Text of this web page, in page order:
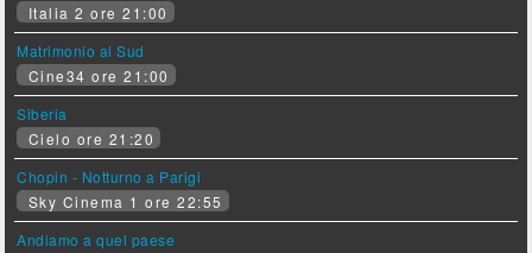
Italia 2 ore 21:00
Matrimonio al Sud
Cine34 ore 21:00
Siberia
Cielo ore 21:20
Chopin - Notturno a Parigi
Sky Cinema 1 ore 22:55
Andiamo a quel paese